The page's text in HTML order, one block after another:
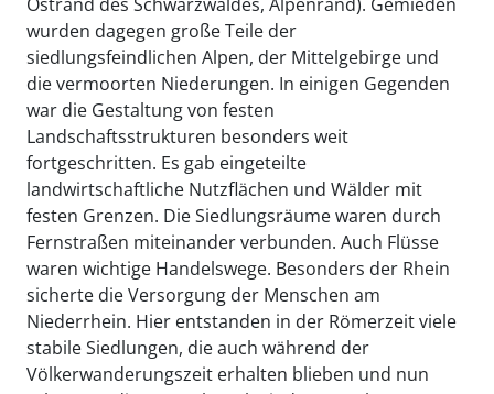
wurden dagegen große Teile der
siedlungsfeindlichen Alpen, der Mittelgebirge und
die vermoorten Niederungen. In einigen Gegenden
war die Gestaltung von festen
Landschaftsstrukturen besonders weit
fortgeschritten. Es gab eingeteilte
landwirtschaftliche Nutzflächen und Wälder mit
festen Grenzen. Die Siedlungsräume waren durch
Fernstraßen miteinander verbunden. Auch Flüsse
waren wichtige Handelswege. Besonders der Rhein
sicherte die Versorgung der Menschen am
Niederrhein. Hier entstanden in der Römerzeit viele
stabile Siedlungen, die auch während der
Völkerwanderungszeit erhalten blieben und nun